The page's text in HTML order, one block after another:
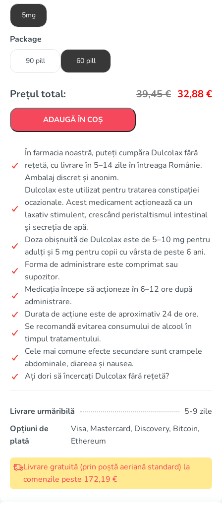
5mg
Package
90 pill 60 pill
Prețul total: 39,45€ 32,88€
ADAUGĂ ÎN COȘ
În farmacia noastră, puteți cumpăra Dulcolax fără
rețetă, cu livrare în 5–14 zile în întreaga Românie.
Ambalaj discret și anonim.
Dulcolax este utilizat pentru tratarea constipației
ocazionale. Acest medicament acționează ca un
laxativ stimulent, crescând peristaltismul intestinal
și secreția de apă.
Doza obișnuită de Dulcolax este de 5–10 mg pentru
adulți și 5 mg pentru copii cu vârsta de peste 6 ani.
Forma de administrare este comprimat sau
supozitor.
Medicația începe să acționeze în 6–12 ore după
administrare.
Durata de acțiune este de aproximativ 24 de ore.
Se recomandă evitarea consumului de alcool în
timpul tratamentului.
Cele mai comune efecte secundare sunt crampele
abdominale, diareea și nausea.
Ați dori să încercați Dulcolax fără rețetă?
Livrare urmăribilă
5-9 zile
Opțiuni de
plată
Visa, Mastercard, Discovery, Bitcoin,
Ethereum
Livrare gratuită (prin poștă aeriană standard) la
comenzile peste 172,19 €